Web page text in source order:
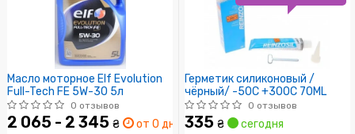
Масло моторное Elf Evolution
Full-Tech FE 5W-30 5л
0 отзывов
2 065 - 2 345 ₴ от 0 дн.
Герметик силиконовый /
чёрный/ -50C +300C 70ML
0 отзывов
335 ₴ сегодня